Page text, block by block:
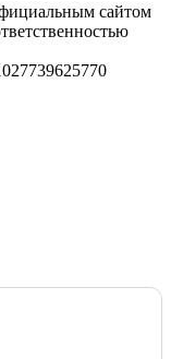
сайтом